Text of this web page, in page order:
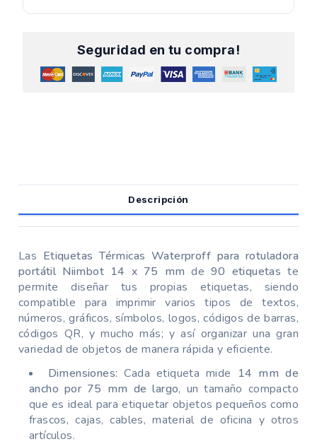
Seguridad en tu compra!
Descripción
Las Etiquetas Térmicas Waterproff para rotuladora
portátil Niimbot 14 x 75 mmde 90 etiquetas te
permite diseñar tus propias etiquetas, siendo
compatible para imprimir varios tipos de textos,
números, gráficos, símbolos, logos, códigos de barras,
códigos QR, y mucho más; y así organizar una gran
variedad de objetos de manera rápida y eficiente.
Dimensiones: Cada etiqueta mide 14 mm de
ancho por 75 mm de largo, un tamaño compacto
que es ideal para etiquetar objetos pequeños como
frascos, cajas, cables, material de oficina y otros
artículos.